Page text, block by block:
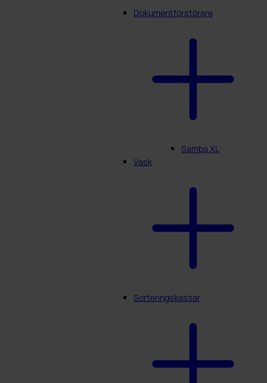
Dokumentförstörare
Samba XL
Vask
Sorteringskassar